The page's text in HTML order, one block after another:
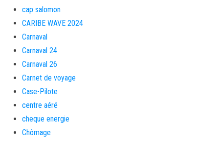
cap salomon
CARIBE WAVE 2024
Carnaval
Carnaval 24
Carnaval 26
Carnet de voyage
Case-Pilote
centre aéré
cheque energie
Chômage